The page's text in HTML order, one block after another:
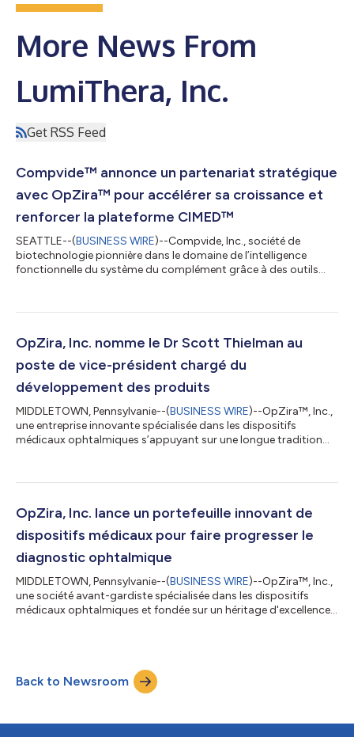
More News From
LumiThera, Inc.
Get RSS Feed
Compvide™ annonce un partenariat stratégique
avec OpZira™ pour accélérer sa croissance et
renforcer la plateforme CIMED™
SEATTLE--(BUSINESS WIRE)--Compvide, Inc., société de
biotechnologie pionnière dans le domaine de l’intelligence
fonctionnelle du système du complément grâce à des outils
Inc. afin de soutenir sa croissance et d’accélérer le
cadre de ce partenariat, OpZira fournira un soutien
opérationnel complet dans les domaine...
OpZira, Inc. nomme le Dr Scott Thielman au
poste de vice-président chargé du
développement des produits
MIDDLETOWN, Pennsylvanie--(BUSINESS WIRE)--OpZira™, Inc.,
une entreprise innovante spécialisée dans les dispositifs
médicaux ophtalmiques s’appuyant sur une longue tradition
vice-président chargé du développement des produits, à
unique avec les origines d’OpZira. En tant que directeur
technique du Product Creatio...
OpZira, Inc. lance un portefeuille innovant de
dispositifs médicaux pour faire progresser le
diagnostic ophtalmique
MIDDLETOWN, Pennsylvanie--(BUSINESS WIRE)--OpZira™, Inc.,
une société avant-gardiste spécialisée dans les dispositifs
médicaux ophtalmiques et fondée sur un héritage d'excellence
en fournissant aux cliniciens des outils de diagnostic avancés.
La création d’OpZira fait suite à l’acquisition par Alcon de
Back to Newsroom